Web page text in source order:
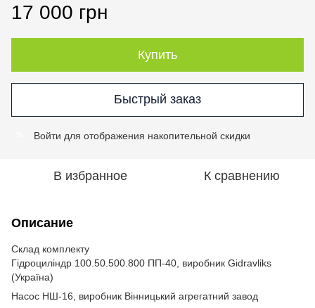
17 000 грн
Купить
Быстрый заказ
Войти для отображения накопительной скидки
В избранное К сравнению
Описание
Склад комплекту
Гідроциліндр 100.50.500.800 ПП-40, виробник Gidravliks
(Україна)
Насос НШ-16, виробник Вінницький агрегатний завод